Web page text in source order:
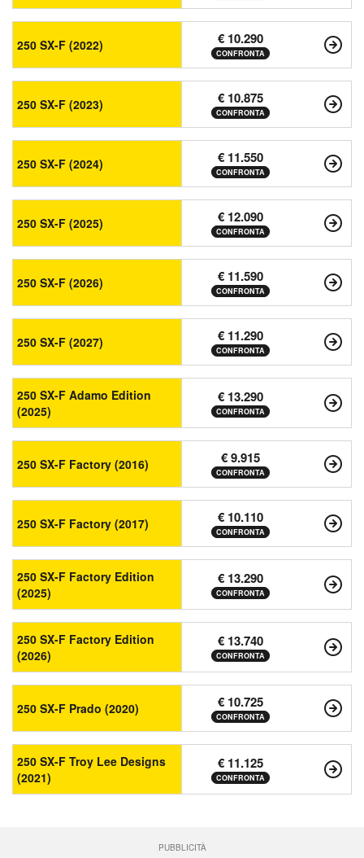
250 SX-F (2022) € 10.290
CONFRONTA
250 SX-F (2023) € 10.875
CONFRONTA
250 SX-F (2024) € 11.550
CONFRONTA
250 SX-F (2025) € 12.090
CONFRONTA
250 SX-F (2026) € 11.590
CONFRONTA
250 SX-F (2027) € 11.290
CONFRONTA
250 SX-F Adamo Edition
(2025)
€ 13.290
CONFRONTA
250 SX-F Factory (2016) € 9.915
CONFRONTA
250 SX-F Factory (2017) € 10.110
CONFRONTA
250 SX-F Factory Edition
(2025)
€ 13.290
CONFRONTA
250 SX-F Factory Edition
(2026)
€ 13.740
CONFRONTA
250 SX-F Prado (2020) € 10.725
CONFRONTA
250 SX-F Troy Lee Designs
(2021)
€ 11.125
CONFRONTA
PUBBLICITÀ